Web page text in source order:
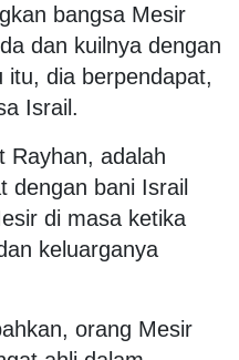
bangsa Mesir
dan kuilnya dengan
itu, dia berpendapat,
Israil.
Rayhan, adalah
dengan bani Israil
di masa ketika
keluarganya
orang Mesir